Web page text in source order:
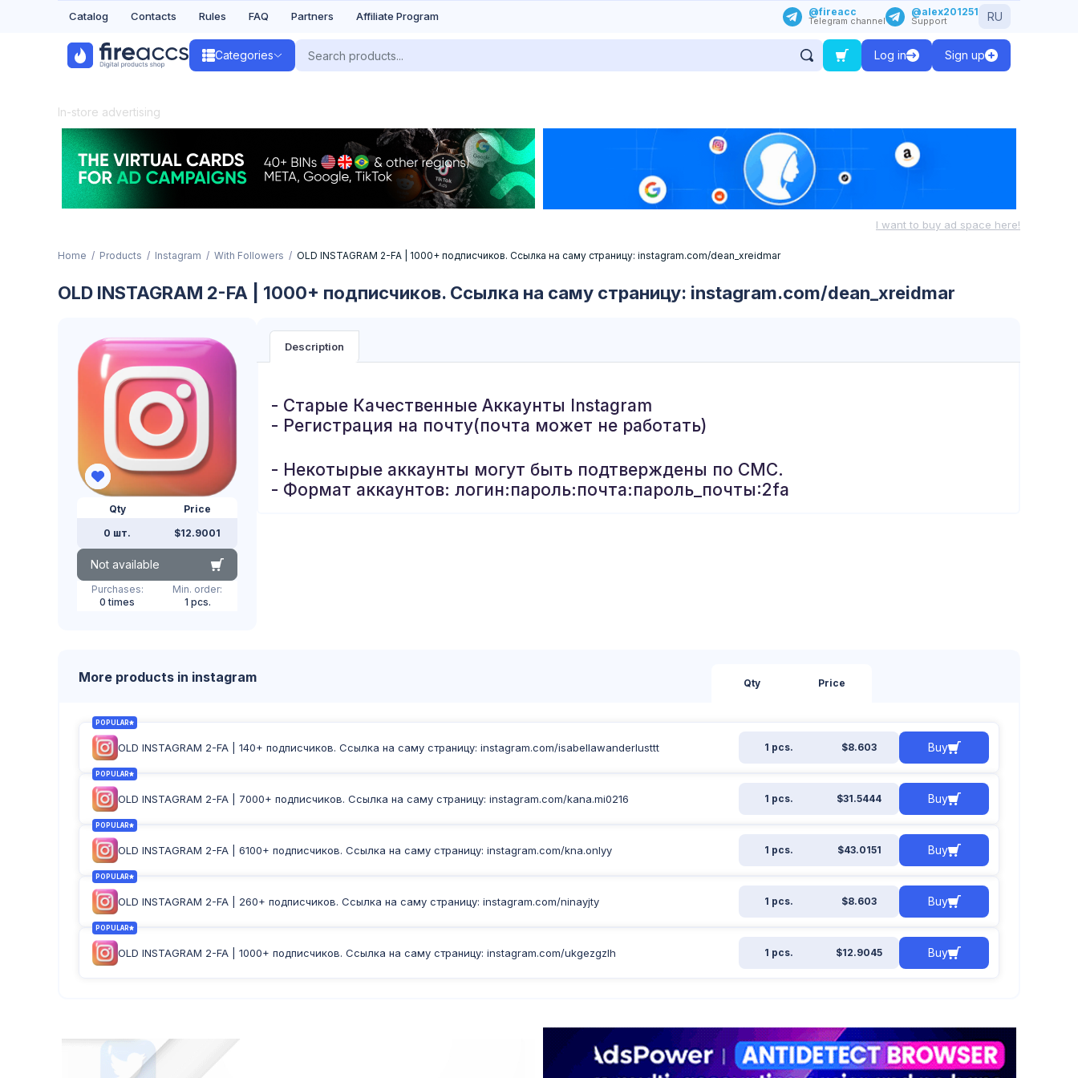
Catalog Contacts Rules FAQ Partners Affiliate Program @fireacc
Telegram channel
@alex201251
Support RU
Categories Log in Sign up
In-store advertising
I want to buy ad space here!
Home Products Instagram With Followers OLD INSTAGRAM 2-FA | 1000+ подписчиков. Ссылка на саму страницу: instagram.com/dean_xreidmar
OLD INSTAGRAM 2-FA | 1000+ подписчиков. Ссылка на саму страницу: instagram.com/dean_xreidmar
Qty
0 шт.
Price
$12.9001
Not available
Purchases:
0 times
Min. order:
1 pcs.
Description
- Старые Качественные Аккаунты Instagram
- Регистрация на почту(почта может не работать)
- Некотырые аккаунты могут быть подтверждены по СМС.
- Формат аккаунтов: логин:пароль:почта:пароль_почты:2fa
More products in instagram Qty Price
POPULAR
OLD INSTAGRAM 2-FA | 140+ подписчиков. Ссылка на саму страницу: instagram.com/isabellawanderlusttt 1 pcs. $8.603 Buy
POPULAR
OLD INSTAGRAM 2-FA | 7000+ подписчиков. Ссылка на саму страницу: instagram.com/kana.mi0216 1 pcs. $31.5444 Buy
POPULAR
OLD INSTAGRAM 2-FA | 6100+ подписчиков. Ссылка на саму страницу: instagram.com/kna.onlyy 1 pcs. $43.0151 Buy
POPULAR
OLD INSTAGRAM 2-FA | 260+ подписчиков. Ссылка на саму страницу: instagram.com/ninayjty 1 pcs. $8.603 Buy
POPULAR
OLD INSTAGRAM 2-FA | 1000+ подписчиков. Ссылка на саму страницу: instagram.com/ukgezgzlh 1 pcs. $12.9045 Buy